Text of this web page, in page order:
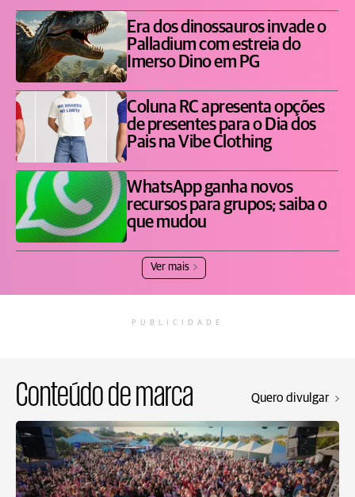
Era dos dinossauros invade o
Palladium com estreia do
Imerso Dino em PG
Coluna RC apresenta opções
de presentes para o Dia dos
Pais na Vibe Clothing
WhatsApp ganha novos
recursos para grupos; saiba o
que mudou
Ver mais
PUBLICIDADE
Conteúdo de marca Quero divulgar